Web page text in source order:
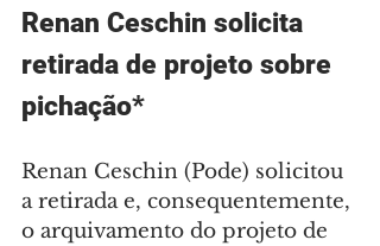
Renan Ceschin solicita
retirada de projeto sobre
pichação*
Renan Ceschin (Pode) solicitou
a retirada e, consequentemente,
o arquivamento do projeto de